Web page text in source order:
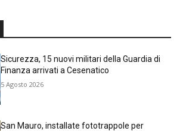
Sicurezza, 15 nuovi militari della Guardia di
Finanza arrivati a Cesenatico
5 Agosto 2026
San Mauro, installate fototrappole per